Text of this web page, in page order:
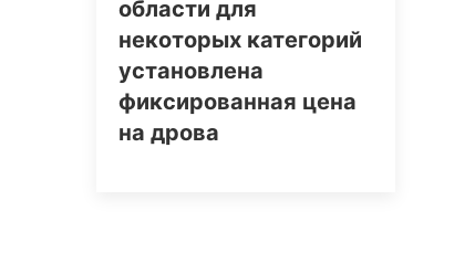
области для
некоторых категорий
установлена
фиксированная цена
на дрова